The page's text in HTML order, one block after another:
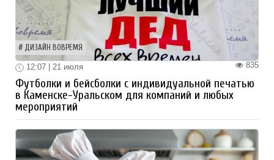
ДИЗАЙН ВОВРЕМЯ
835
12:07 | 21 июля
Футболки и бейсболки с индивидуальной печатью
в Каменске-Уральском для компаний и любых
мероприятий